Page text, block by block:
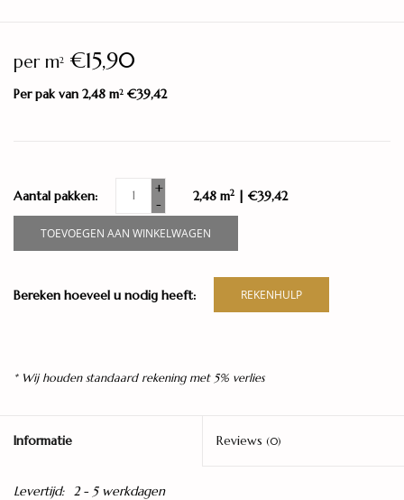
per m2 €15,90
Per pak van 2,48 m2 €39,42
Aantal pakken:
+
-
2,48 m2 | €39,42
TOEVOEGEN AAN WINKELWAGEN
Bereken hoeveel u nodig heeft: REKENHULP
* Wij houden standaard rekening met 5% verlies
Informatie Reviews (0)
Levertijd: 2 - 5 werkdagen